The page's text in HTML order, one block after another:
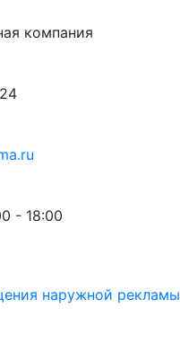
компания
- 18:00
наружной рекламы